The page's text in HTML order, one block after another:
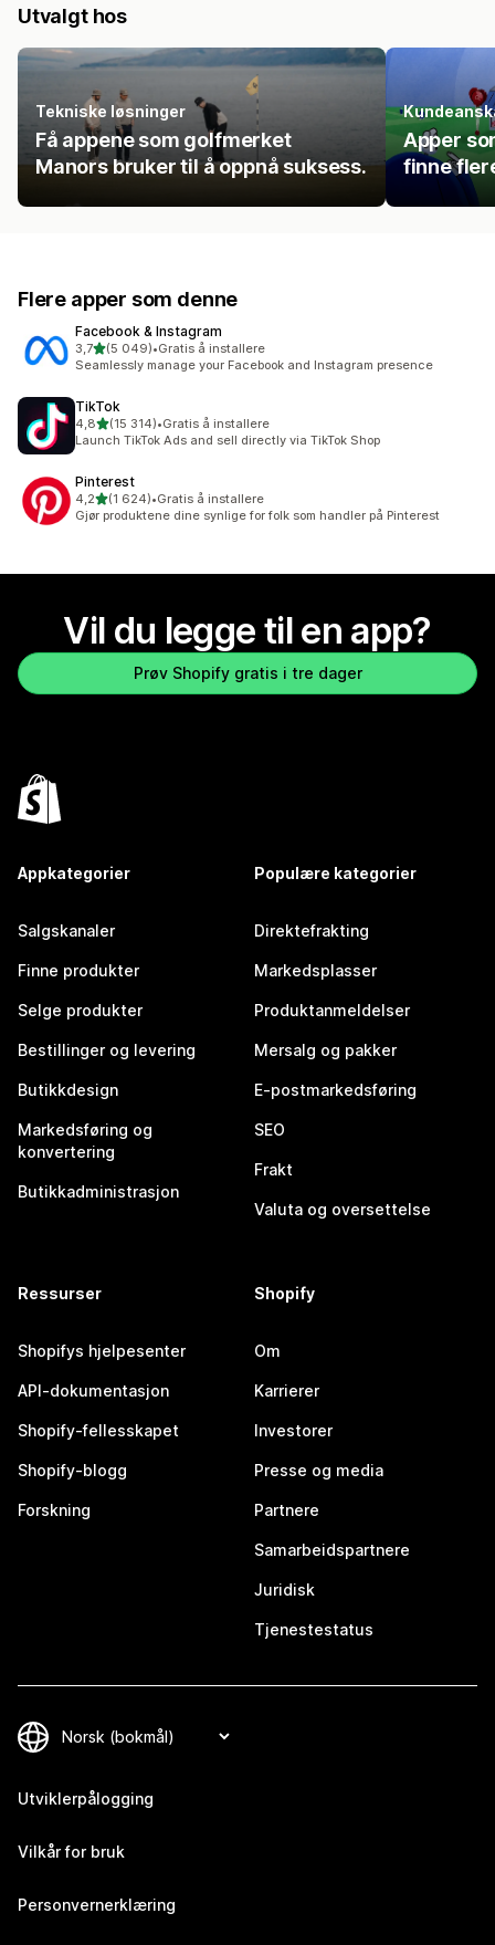
Utvalgt hos
Tekniske løsninger
Få appene som golfmerket
Manors bruker til å oppnå suksess.
Apper
finne
Flere apper som denne
Facebook & Instagram
3,7av 5 stjerner
(5 049)
Totalt 5049 omtaler
•Gratis å installere
Seamlessly manage your Facebook and Instagram presence
TikTok
4,8av 5 stjerner
(15 314)
Totalt 15314 omtaler
•Gratis å installere
Launch TikTok Ads and sell directly via TikTok Shop
Pinterest
4,2av 5 stjerner
(1 624)
Totalt 1624 omtaler
•Gratis å installere
Gjør produktene dine synlige for folk som handler på Pinterest
Vil du legge til en app?
Prøv Shopify gratis i tre dager
Appkategorier
Salgskanaler
Finne produkter
Selge produkter
Bestillinger og levering
Butikkdesign
Markedsføring og
konvertering
Butikkadministrasjon
Populære kategorier
Direktefrakting
Markedsplasser
Produktanmeldelser
Mersalg og pakker
E-postmarkedsføring
SEO
Frakt
Valuta og oversettelse
Ressurser
Shopifys hjelpesenter
API-dokumentasjon
Shopify-fellesskapet
Shopify-blogg
Forskning
Shopify
Om
Karrierer
Investorer
Presse og media
Partnere
Samarbeidspartnere
Juridisk
Tjenestestatus
Utviklerpålogging
Vilkår for bruk
Personvernerklæring